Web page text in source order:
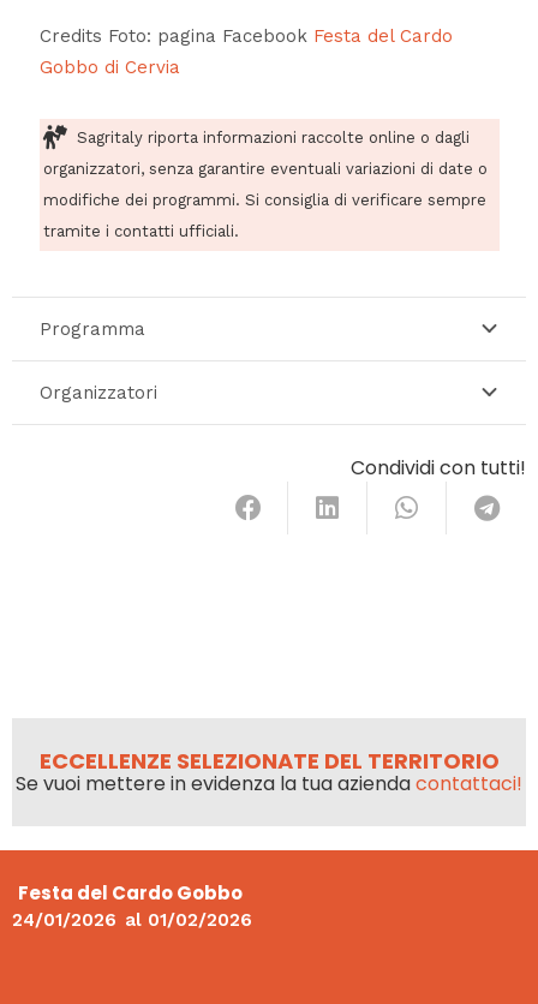
Credits Foto: pagina Facebook Festa del Cardo
Gobbo di Cervia
Sagritaly riporta informazioni raccolte online o dagli
organizzatori, senza garantire eventuali variazioni di date o
modifiche dei programmi. Si consiglia di verificare sempre
tramite i contatti ufficiali.
Programma
Organizzatori
Condividi con tutti!
ECCELLENZE SELEZIONATE DEL TERRITORIO
Se vuoi mettere in evidenza la tua aziendacontattaci!
Festa del Cardo Gobbo
24/01/2026 al 01/02/2026